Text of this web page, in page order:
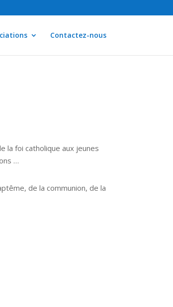
Contactez-nous
la foi catholique aux jeunes
…
de la communion, de la